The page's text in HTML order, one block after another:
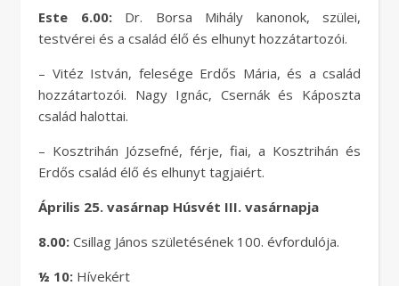
Este 6.00: Dr. Borsa Mihály kanonok, szülei,
testvérei és a család élő és elhunyt hozzátartozói.
– Vitéz István, felesége Erdős Mária, és a család
hozzátartozói. Nagy Ignác, Csernák és Káposzta
család halottai.
– Kosztrihán Józsefné, férje, fiai, a Kosztrihán és
Erdős család élő és elhunyt tagjaiért.
Április 25. vasárnap Húsvét III. vasárnapja
8.00: Csillag János születésének 100. évfordulója.
½ 10: Hívekért